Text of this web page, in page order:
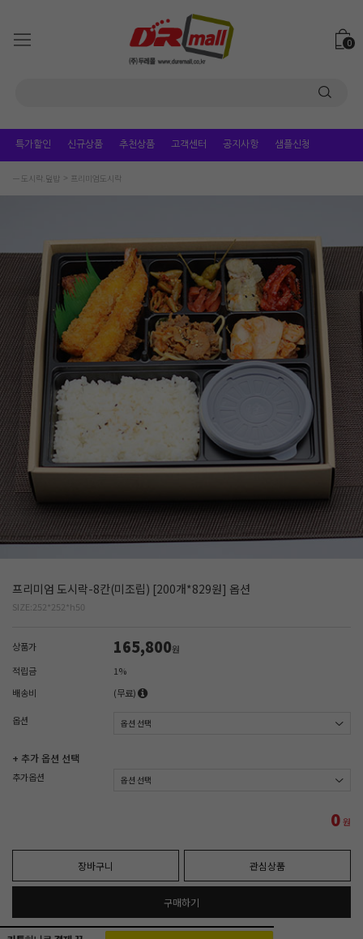
0
특가할인 신규상품 추천상품 고객센터 공지사항 샘플신청
ㅡ 도시락.덮밥 프리미엄도시락
프리미엄 도시락-8칸(미조립) [200개*829원] 옵션
SIZE:252*252*h50
상품가 165,800원
적립금
1%
배송비
(무료)
옵션
+ 추가 옵션 선택
추가옵션
0원
장바구니 관심상품
구매하기